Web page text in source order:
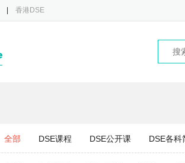
香港DSE
全部 DSE课程 DSE公开课 DSE各科